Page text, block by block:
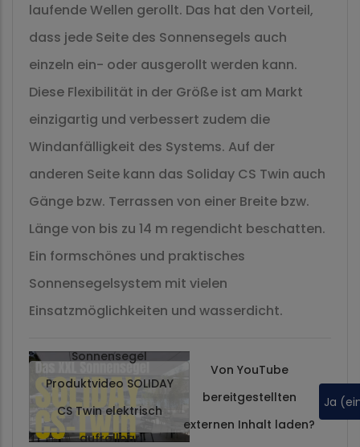
laufende Wellen gerollt. Das hat den Vorteil,
dass jede Seite des Sonnensegels auch
einzeln ein- oder ausgerollt werden kann.
Diese Flexibilität in der Größe ist am Markt
einzigartig und verbessert zudem die
Windanfälligkeit des Systems. Auf der
anderen Seite kann das Soliday CS Twin auch
Gänge bzw. Terrassen von einer Breite bzw.
Länge von bis zu 14 m regendicht beschatten.
Ein formschönes und praktisches
Sonnensegelsystem mit vielen
Einsatzmöglichkeiten und wasserdicht.
Sonnensegel
Produktvideo SOLIDAY
CS Twin elektrisch
aufrollbar
Von YouTube
bereitgestellten
externen Inhalt laden?
Ja